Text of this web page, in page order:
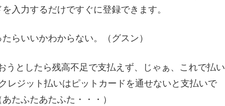
入力するだけですぐに登録できます。
らいいかわからない。（グスン）
うとしたら残高不足で支払えず、じゃぁ、これで払い
レジット払いはピットカードを通せないと支払いで
たふたあたふた・・・）